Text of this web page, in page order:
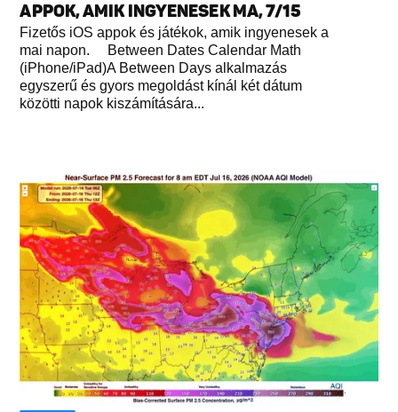
APPOK, AMIK INGYENESEK MA, 7/15
Fizetős iOS appok és játékok, amik ingyenesek a
mai napon. Between Dates Calendar Math
(iPhone/iPad)A Between Days alkalmazás
egyszerű és gyors megoldást kínál két dátum
közötti napok kiszámítására...